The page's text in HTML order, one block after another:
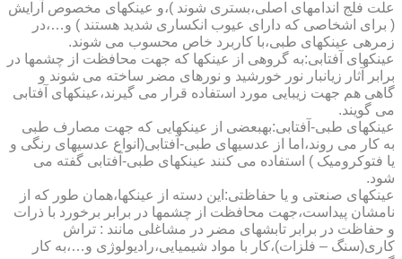
علت فلج اندامهای اصلی،بستری شوند )،و عینکهای مخصوص آرایش
( برای اشخاصی که دارای عیوب انکساری شدید هستند ) و…،در
زمره­ی عینکهای طبی،با کاربرد خاص محسوب می شوند.
عینکهای آفتابی:به گروهی از عینکها که جهت محافظت از چشمها در
برابر آثار زیانبار نور خورشید و نورهای مضر ساخته می شوند و
گاهی هم جهت زیبایی مورد استفاده قرار می گیرند،عینکهای آفتابی
می گویند.
عینکهای طبی-آفتابی:به­بعضی از عینکهایی که جهت مصارف طبی
به کار می روند،اما از عدسیهای طبی-آفتابی(انواع عدسیهای رنگی و
یا فتوکرومیک ) استفاده می کنند عینکهای طبی-آفتابی گفته می
شود.
عینکهای صنعتی و یا حفاظتی:این دسته از عینکها،همان طور که از
نامشان پیداست،جهت محافظت از چشمها در برابر برخورد با ذرات
و حفاظت در برابر تابشهای مضر در مشاغلی مانند : تراش
کاری(سنگ – فلزات)،کار با مواد شیمیایی،رادیولوژی و…،به کار